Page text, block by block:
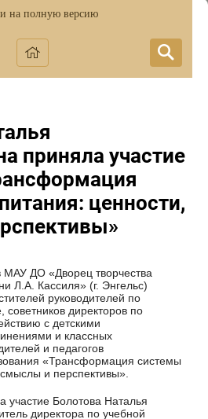
на полную версию
приняла участие
ценности,
МАУ ДО «Дворец творчества
Л.А. Кассиля» (г. Энгельс)
руководителей по
советников директоров по
с детскими
и классных
и педагогов
«Трансформация системы
и перспективы».
участие Болотова Наталья
директора по учебной